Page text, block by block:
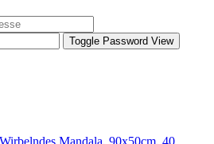
Toggle Password View